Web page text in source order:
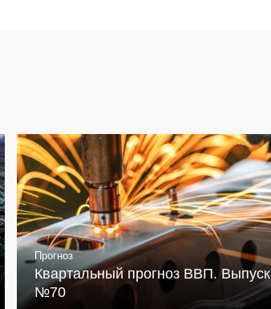
Прогноз
Квартальный прогноз ВВП. Выпуск
№70